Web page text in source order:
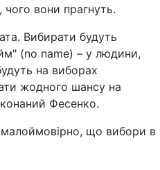
чого вони прагнуть.
Вибирати будуть
(no name) – у людини,
на виборах
жодного шансу на
Фесенко.
що вибори в